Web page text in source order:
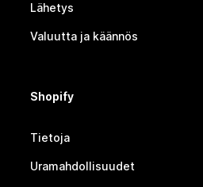
Lähetys
Valuutta ja käännös
Shopify
Tietoja
Uramahdollisuudet